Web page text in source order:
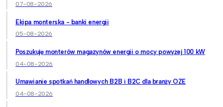
07-08-2026
Ekipa monterska - banki energii
05-08-2026
Poszukuję monterów magazynów energii o mocy powyżej 100 kW
04-08-2026
Umawianie spotkań handlowych B2B i B2C dla branży OZE
04-08-2026